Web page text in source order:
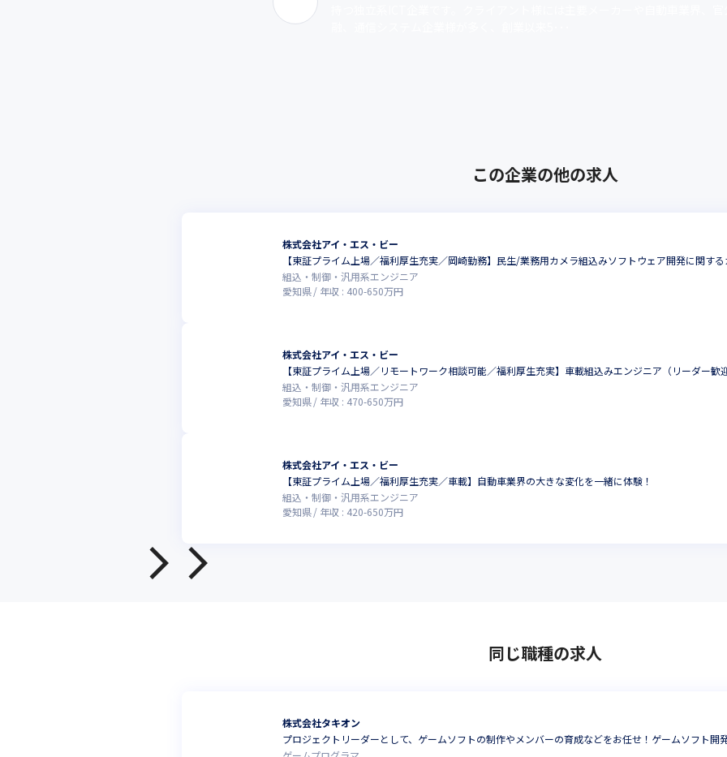
この企業の他の求人
株式会社アイ・エス・ビー
【東証プライム上場／福利厚生充実／岡崎勤務】民生/業務用カメラ組込みソフトウェア開発に関す
組込・制御・汎用系エンジニア
愛知県
年収 : 400-650万円
株式会社アイ・エス・ビー
【東証プライム上場／リモートワーク相談可能／福利厚生充実】車載組込みエンジニア（リーダー歓迎
組込・制御・汎用系エンジニア
愛知県
年収 : 470-650万円
株式会社アイ・エス・ビー
【東証プライム上場／福利厚生充実／車載】自動車業界の大きな変化を一緒に体験！
組込・制御・汎用系エンジニア
愛知県
年収 : 420-650万円
同じ職種の求人
株式会社タキオン
プロジェクトリーダーとして、ゲームソフトの制作やメンバーの育成などをお任せ！ゲームソフト開